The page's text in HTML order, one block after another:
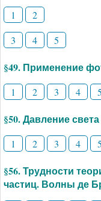
1
2
3
4 5
§49. Применение
1 2 3 4 5
§50. Давление света
1 2 3 4 5
§56. Трудности
частиц. Волны де